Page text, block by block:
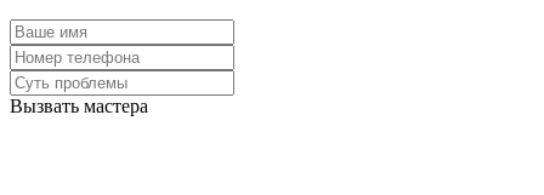
Вызвать мастера